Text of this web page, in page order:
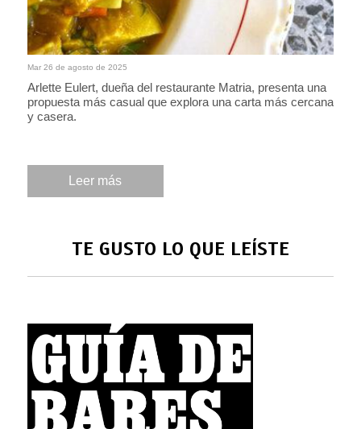
Mar 26 de agosto de 2025
Arlette Eulert, dueña del restaurante Matria, presenta una
propuesta más casual que explora una carta más cercana
y casera.
Leer más
TE GUSTO LO QUE LEÍSTE